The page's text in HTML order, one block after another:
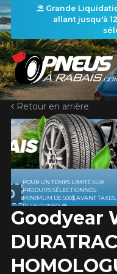
⛱️ Grande
allant jusqu'à
ACCUEIL
PNEUS
RECHERCHE
Rechercher par
Par dimensions
Recherche par dimensions
ROUES
RECHERCHE
ENSEMBLES
RECHERCHE
PROMOTIONS
Retour en arrière
Goodyear
CODE PROMO